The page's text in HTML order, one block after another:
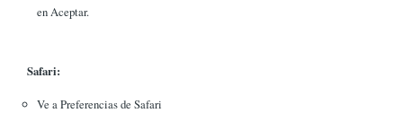
en Aceptar.
Safari:
Ve a Preferencias de Safari